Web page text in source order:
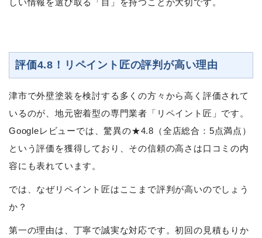
評価4.8！リペイント匠の評判が高い理由
津市で外壁塗装を検討する多くの方々から高く評価されて
いるのが、地元密着型の専門業者「リペイント匠」です。
Googleレビューでは、驚異の★4.8（全店総合：5点満点）
という評価を獲得しており、その信頼の高さは口コミの内
容にも表れています。
では、なぜリペイント匠はここまで評判が高いのでしょう
か？
第一の理由は、丁寧で誠実な対応です。初回の見積もりか